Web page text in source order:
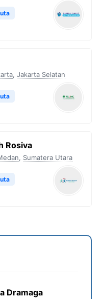
, Jakarta Selatan
Rosiva
, Sumatera Utara
Dramaga